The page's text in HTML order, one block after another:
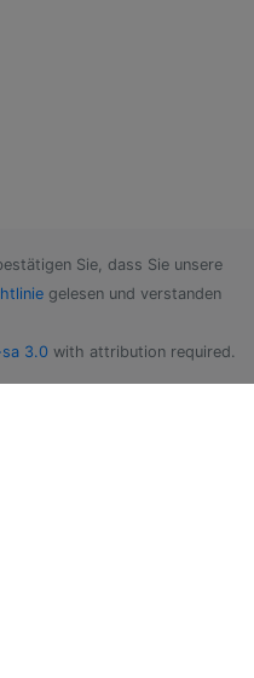
Sie, dass Sie unsere
gelesen und verstanden
3.0 with attribution required.